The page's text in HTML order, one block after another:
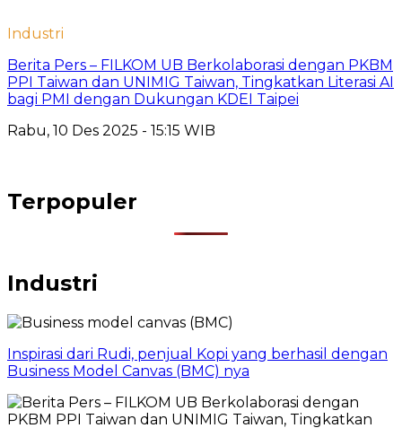
Industri
Berita Pers – FILKOM UB Berkolaborasi dengan PKBM
PPI Taiwan dan UNIMIG Taiwan, Tingkatkan Literasi AI
bagi PMI dengan Dukungan KDEI Taipei
Rabu, 10 Des 2025 - 15:15 WIB
Terpopuler
Industri
Inspirasi dari Rudi, penjual Kopi yang berhasil dengan
Business Model Canvas (BMC) nya